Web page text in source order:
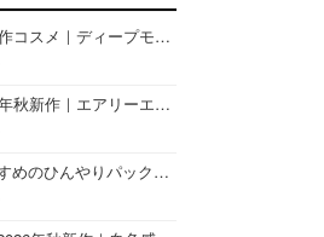
ニベア26年秋新作コスメ｜ディープモイスチャーリップの美容液タイプや2in1ボディクリームスクラブも
キャンメイク26年秋新作｜エアリーエクステンションライナー＆カールスナイパーマスカラ新色をレビュー
日焼け後におすすめのひんやりパック14選｜暑い夏にぴったりな冷凍／鎮静／うるおいチャージマスクを紹介